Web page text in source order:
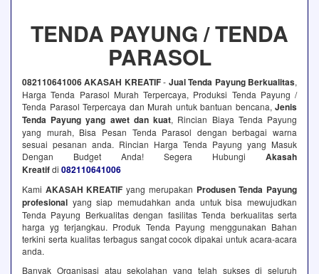
TENDA PAYUNG / TENDA
PARASOL
082110641006 AKASAH KREATIF- Jual Tenda Payung Berkualitas,
Harga Tenda Parasol Murah Terpercaya, Produksi Tenda Payung /
Tenda Parasol Terpercaya dan Murah untuk bantuan bencana, Jenis
Tenda Payung yang awet dan kuat, Rincian Biaya Tenda Payung
yang murah, Bisa Pesan Tenda Parasol dengan berbagai warna
sesuai pesanan anda. Rincian Harga Tenda Payung yang Masuk
Dengan Budget Anda! Segera Hubungi Akasah
Kreatifdi 082110641006
Kami AKASAH KREATIF yang merupakan Produsen Tenda Payung
profesional yang siap memudahkan anda untuk bisa mewujudkan
Tenda Payung Berkualitas dengan fasilitas Tenda berkualitas serta
harga yg terjangkau. Produk Tenda Payung menggunakan Bahan
terkini serta kualitas terbagus sangat cocok dipakai untuk acara-acara
anda.
Banyak Organisasi atau sekolahan yang telah sukses di seluruh